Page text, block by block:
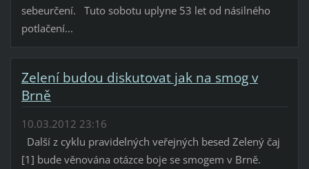
sebeurčení. Tuto sobotu uplyne 53 let od násilného
potlačení...
Zelení budou diskutovat jak na smog v
Brně
10.03.2012 23:16
Další z cyklu pravidelných veřejných besed Zelený čaj
[1] bude věnována otázce boje se smogem v Brně.